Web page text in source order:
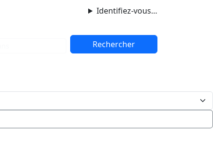
Identifiez-vous…